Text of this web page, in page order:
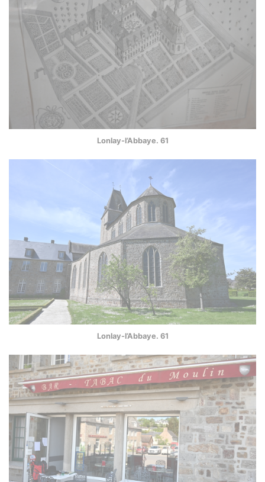
Lonlay-l’Abbaye. 61
Lonlay-l’Abbaye. 61